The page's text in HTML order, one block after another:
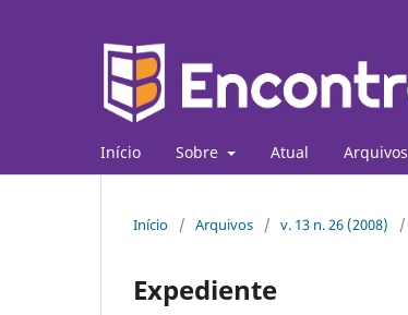
Início Sobre Atual Arquivos
Início / Arquivos / v. 13 n. 26 (2008) /
Expediente